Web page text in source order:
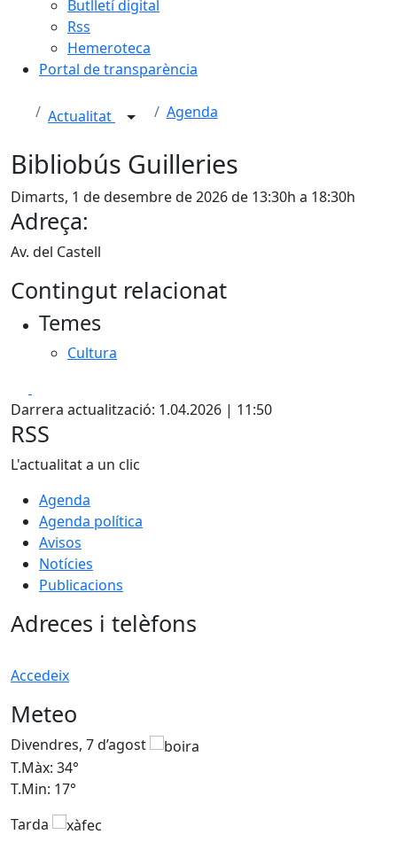
Butlletí digital
Rss
Hemeroteca
Portal de transparència
Actualitat Agenda
Bibliobús Guilleries
Dimarts, 1 de desembre de 2026 de 13:30h a 18:30h
Adreça:
Av. del Castell
Contingut relacionat
Temes
Cultura
Darrera actualització: 1.04.2026 | 11:50
RSS
L'actualitat a un clic
Agenda
Agenda política
Avisos
Notícies
Publicacions
Adreces i telèfons
Accedeix
Meteo
Divendres, 7 d’agost
T.Màx: 34°
T.Min: 17°
Tarda